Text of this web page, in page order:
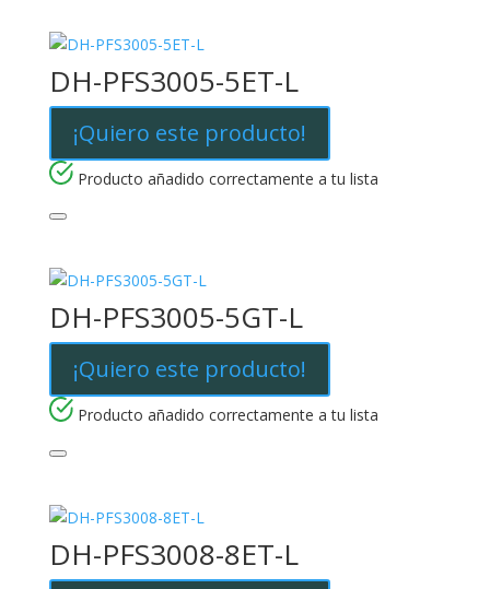
DH-PFS3005-5ET-L
¡Quiero este producto!
Producto añadido correctamente a tu lista
DH-PFS3005-5GT-L
¡Quiero este producto!
Producto añadido correctamente a tu lista
DH-PFS3008-8ET-L